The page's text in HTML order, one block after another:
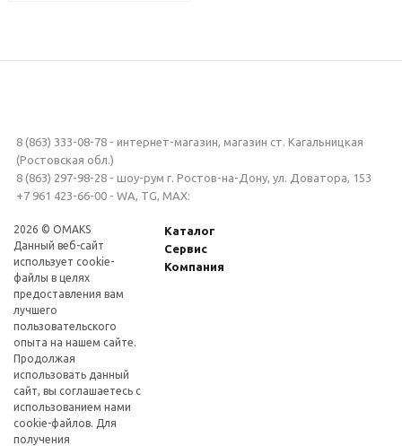
8 (863) 333-08-78 - интернет-магазин, магазин ст. Кагальницкая
(Ростовская обл.)
8 (863) 297-98-28 - шоу-рум г. Ростов-на-Дону, ул. Доватора, 153
+7 961 423-66-00 - WA, TG, MAX:
2026 © OMAKS
Данный веб-сайт
использует cookie-
файлы в целях
предоставления вам
лучшего
пользовательского
опыта на нашем сайте.
Продолжая
использовать данный
сайт, вы соглашаетесь с
использованием нами
cookie-файлов. Для
получения
Каталог
Сервис
Компания